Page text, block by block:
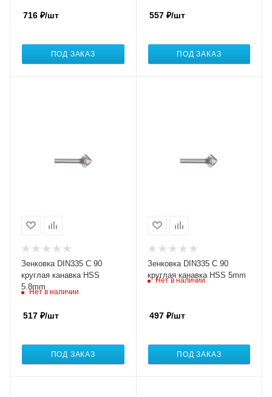
716 ₽/шт
ПОД ЗАКАЗ
557₽/шт
ПОД ЗАКАЗ
Зенковка DIN335 C 90
круглая канавка HSS
5.8mm
Нет в наличии
517 ₽/шт
ПОД ЗАКАЗ
Зенковка DIN335 C 90
круглая канавка HSS 5mm
Нет в наличии
497₽/шт
ПОД ЗАКАЗ